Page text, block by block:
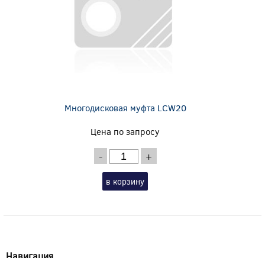
Многодисковая муфта LCW20
Цена по запросу
- +
в корзину